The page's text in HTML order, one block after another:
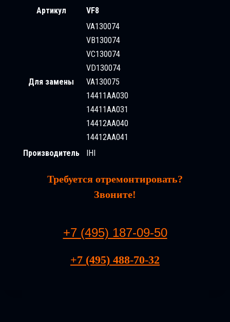
Артикул
VF8
Для замены
VA130074
VB130074
VC130074
VD130074
VA130075
14411AA030
14411AA031
14412AA040
14412AA041
Производитель
IHI
Требуется отремонтировать?
Звоните!
+7 (495) 187-09-50
+7 (495) 488-70-32